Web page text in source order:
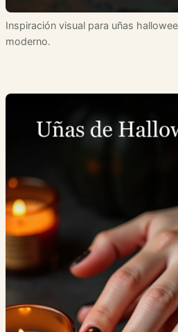
Inspiración visual para uñas
moderno.